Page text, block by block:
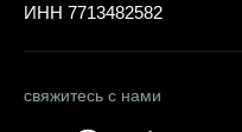
ИНН 7713482582
свяжитесь с нами